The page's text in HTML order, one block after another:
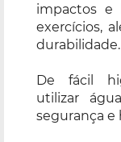
impactos e
exercícios,
durabilidade.
De fácil
utilizar
segurança e